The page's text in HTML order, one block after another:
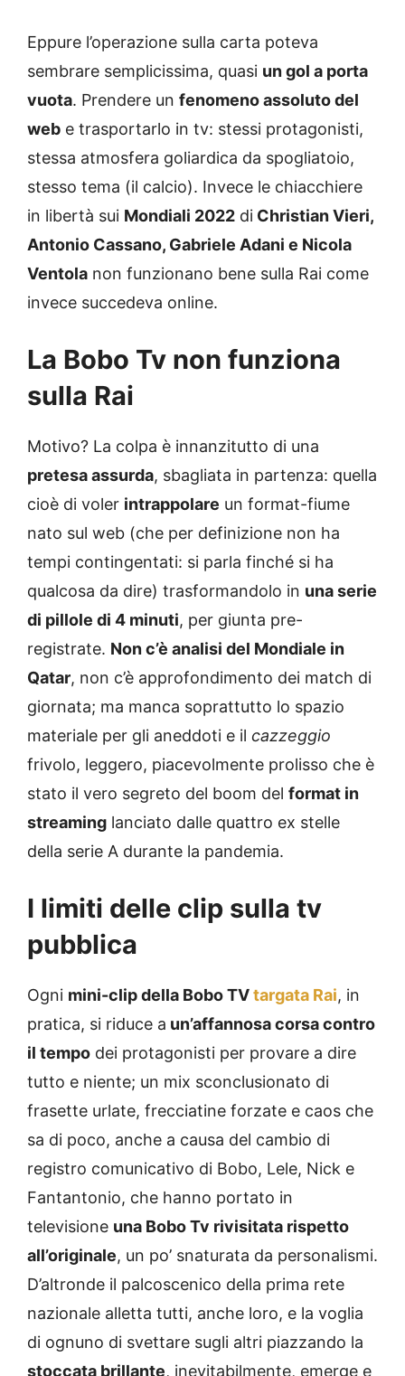
Eppure l’operazione sulla carta poteva
sembrare semplicissima, quasi un gol a porta
vuota. Prendere un fenomeno assoluto del
web e trasportarlo in tv: stessi protagonisti,
stessa atmosfera goliardica da spogliatoio,
stesso tema (il calcio). Invece le chiacchiere
in libertà sui Mondiali 2022 di Christian Vieri,
Antonio Cassano, Gabriele Adani e Nicola
Ventola non funzionano bene sulla Rai come
invece succedeva online.
La Bobo Tv non funziona
sulla Rai
Motivo? La colpa è innanzitutto di una
pretesa assurda, sbagliata in partenza: quella
cioè di voler intrappolare un format-fiume
nato sul web (che per definizione non ha
tempi contingentati: si parla finché si ha
qualcosa da dire) trasformandolo in una serie
di pillole di 4 minuti, per giunta pre-
registrate. Non c’è analisi del Mondiale in
Qatar, non c’è approfondimento dei match di
giornata; ma manca soprattutto lo spazio
materiale per gli aneddoti e il cazzeggio
frivolo, leggero, piacevolmente prolisso che è
stato il vero segreto del boom del format in
streaming lanciato dalle quattro ex stelle
della serie A durante la pandemia.
I limiti delle clip sulla tv
pubblica
Ogni mini-clip della Bobo TVtargata Rai, in
pratica, si riduce a un’affannosa corsa contro
il tempo dei protagonisti per provare a dire
tutto e niente; un mix sconclusionato di
frasette urlate, frecciatine forzate e caos che
sa di poco, anche a causa del cambio di
registro comunicativo di Bobo, Lele, Nick e
Fantantonio, che hanno portato in
televisione una Bobo Tv rivisitata rispetto
all’originale, un po’ snaturata da personalismi.
D’altronde il palcoscenico della prima rete
nazionale alletta tutti, anche loro, e la voglia
di ognuno di svettare sugli altri piazzando la
stoccata brillante, inevitabilmente, emerge e